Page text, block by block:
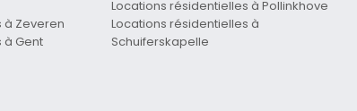
à Zeveren
à Gent
Locations résidentielles à Pollinkhove
Locations résidentielles à
Schuiferskapelle